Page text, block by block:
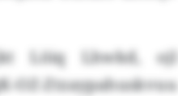
Löiq Lhwkd, ojl
OZ-Ztzaypahuskvuu